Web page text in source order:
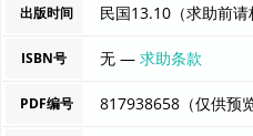
出版时间 民国13.10（求助前请
ISBN号 无 —求助条款
PDF编号 817938658（仅供预